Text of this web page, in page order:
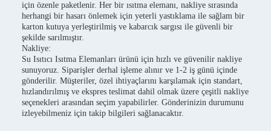
için özenle paketlenir. Her bir ısıtma elemanı, nakliye sırasında
herhangi bir hasarı önlemek için yeterli yastıklama ile sağlam bir
karton kutuya yerleştirilmiş ve kabarcık sargısı ile güvenli bir
şekilde sarılmıştır.
Nakliye:
Su Isıtıcı Isıtma Elemanları ürünü için hızlı ve güvenilir nakliye
sunuyoruz. Siparişler derhal işleme alınır ve 1-2 iş günü içinde
gönderilir. Müşteriler, özel ihtiyaçlarını karşılamak için standart,
hızlandırılmış ve ekspres teslimat dahil olmak üzere çeşitli nakliye
seçenekleri arasından seçim yapabilirler. Gönderinizin durumunu
izleyebilmeniz için takip bilgileri sağlanacaktır.